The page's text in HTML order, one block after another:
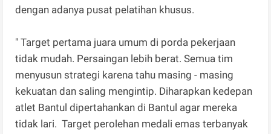
dengan adanya pusat pelatihan khusus.
" Target pertama juara umum di porda pekerjaan
tidak mudah. Persaingan lebih berat. Semua tim
menyusun strategi karena tahu masing - masing
kekuatan dan saling mengintip. Diharapkan kedepan
atlet Bantul dipertahankan di Bantul agar mereka
tidak lari. Target perolehan medali emas terbanyak